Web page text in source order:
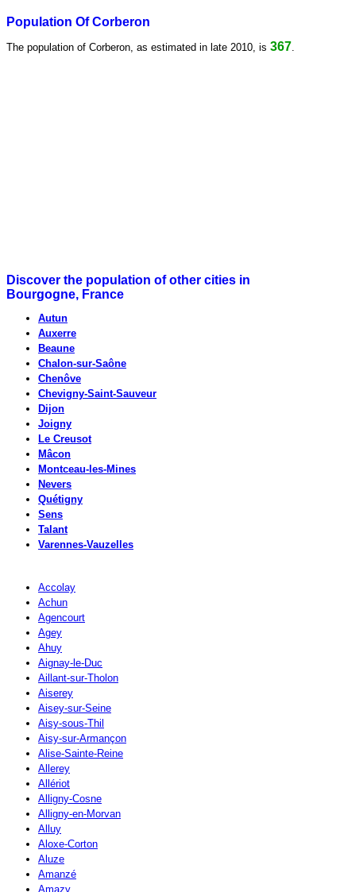
Population Of Corberon
The population of Corberon, as estimated in late 2010, is 367
Discover the population of other cities in
Bourgogne, France
Autun
Auxerre
Beaune
Chalon-sur-Saône
Chenôve
Chevigny-Saint-Sauveur
Dijon
Joigny
Le Creusot
Mâcon
Montceau-les-Mines
Nevers
Quétigny
Sens
Talant
Varennes-Vauzelles
Accolay
Achun
Agencourt
Agey
Ahuy
Aignay-le-Duc
Aillant-sur-Tholon
Aiserey
Aisey-sur-Seine
Aisy-sous-Thil
Aisy-sur-Armançon
Alise-Sainte-Reine
Allerey
Allériot
Alligny-Cosne
Alligny-en-Morvan
Alluy
Aloxe-Corton
Aluze
Amanzé
Amazy